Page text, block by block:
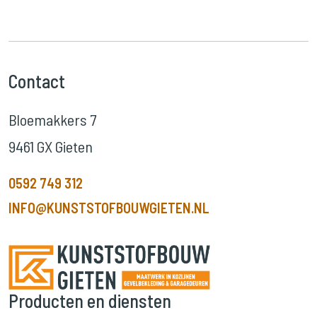
Contact
Bloemakkers 7
9461 GX Gieten
0592 749 312
INFO@KUNSTSTOFBOUWGIETEN.NL
Producten en diensten